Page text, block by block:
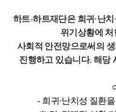
하트-하트재단은 희귀·난
위기상황에 처
사회적 안전망으로써의
진행하고 있습니다. 해당
- 희귀·난치성 질환